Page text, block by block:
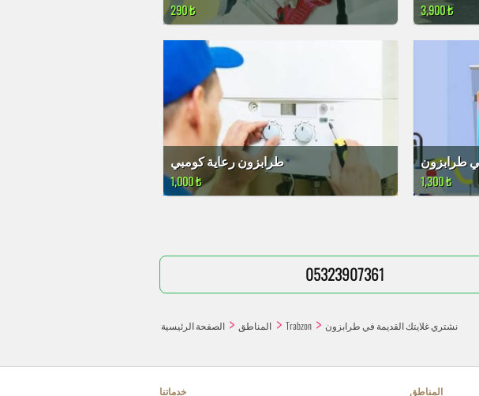
290 ₺ 3,900 ₺
طرابزون رعاية كومبي
1,000 ₺
طرابزون
1,300 ₺
05323907361
الصفحة الرئيسية المناطق Trabzon نشتري غلايتك القديمة في طرابزون
خدماتنا المناطق